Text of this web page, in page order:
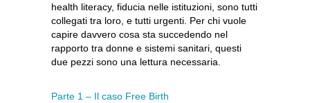
health literacy, fiducia nelle istituzioni, sono tutti
collegati tra loro, e tutti urgenti. Per chi vuole
capire davvero cosa sta succedendo nel
rapporto tra donne e sistemi sanitari, questi
due pezzi sono una lettura necessaria.
Parte 1 – Il caso Free Birth